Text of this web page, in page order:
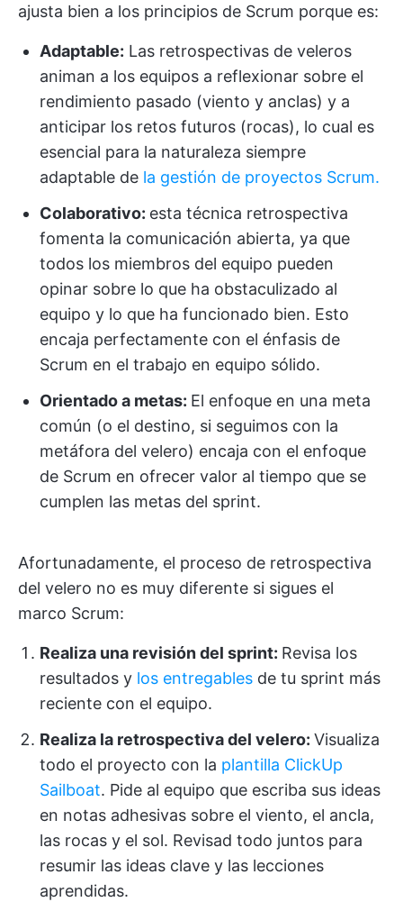
ajusta bien a los principios de Scrum porque es:
Adaptable: Las retrospectivas de veleros
animan a los equipos a reflexionar sobre el
rendimiento pasado (viento y anclas) y a
anticipar los retos futuros (rocas), lo cual es
esencial para la naturaleza siempre
adaptable de la gestión de proyectos Scrum.
Colaborativo: esta técnica retrospectiva
fomenta la comunicación abierta, ya que
todos los miembros del equipo pueden
opinar sobre lo que ha obstaculizado al
equipo y lo que ha funcionado bien. Esto
encaja perfectamente con el énfasis de
Scrum en el trabajo en equipo sólido.
Orientado a metas: El enfoque en una meta
común (o el destino, si seguimos con la
metáfora del velero) encaja con el enfoque
de Scrum en ofrecer valor al tiempo que se
cumplen las metas del sprint.
Afortunadamente, el proceso de retrospectiva
del velero no es muy diferente si sigues el
marco Scrum:
Realiza una revisión del sprint: Revisa los
resultados y los entregables de tu sprint más
reciente con el equipo.
Realiza la retrospectiva del velero: Visualiza
todo el proyecto con la plantilla ClickUp
Sailboat. Pide al equipo que escriba sus ideas
en notas adhesivas sobre el viento, el ancla,
las rocas y el sol. Revisad todo juntos para
resumir las ideas clave y las lecciones
aprendidas.